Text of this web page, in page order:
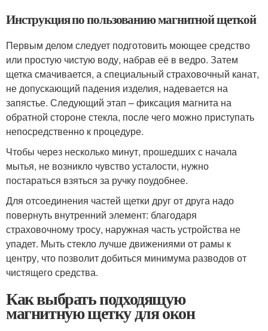
Инструкция по пользованию магнитной щеткой
Первым делом следует подготовить моющее средство
или простую чистую воду, набрав её в ведро. Затем
щетка смачивается, а специальный страховочный канат,
не допускающий падения изделия, надевается на
запястье. Следующий этап – фиксация магнита на
обратной стороне стекла, после чего можно приступать
непосредственно к процедуре.
Чтобы через несколько минут, прошедших с начала
мытья, не возникло чувство усталости, нужно
постараться взяться за ручку поудобнее.
Для отсоединения частей щетки друг от друга надо
повернуть внутренний элемент: благодаря
страховочному тросу, наружная часть устройства не
упадет. Мыть стекло лучше движениями от рамы к
центру, что позволит добиться минимума разводов от
чистящего средства.
Как выбрать подходящую
магнитную щетку для окон